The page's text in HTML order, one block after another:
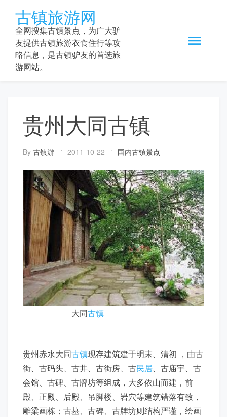
content
古镇旅游网
全网搜集古镇景点，为广大驴
友提供古镇旅游衣食住行等攻
略信息，是古镇驴友的首选旅
游网站。
贵州大同古镇
By 古镇游 2011-10-22 国内古镇景点
大同古镇
贵州赤水大同古镇现存建筑建于明末、清初 ，由古
街、古码头、古井、古街房、古民居 、古庙宇、古
会馆、古碑、古牌坊等组成，大多依山而建，前
殿、正殿、后殿、吊脚楼、岩穴等建筑错落有致，
雕梁画栋；古墓、古碑、古牌坊则结构严谨，绘画